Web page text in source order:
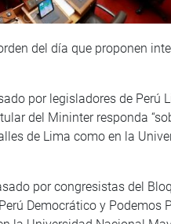
del día que proponen
por legisladores de Perú
del Mininter responda
de Lima como en la
por congresistas del
Democrático y Podemos